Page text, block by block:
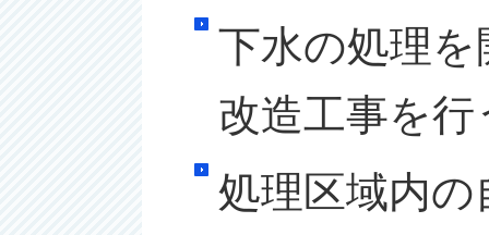
下水の処理
改造工事を行
処理区域内